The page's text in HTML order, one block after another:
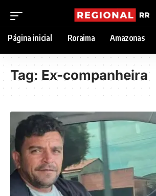
Página inicial Roraima Amazonas
Tag: Ex-companheira